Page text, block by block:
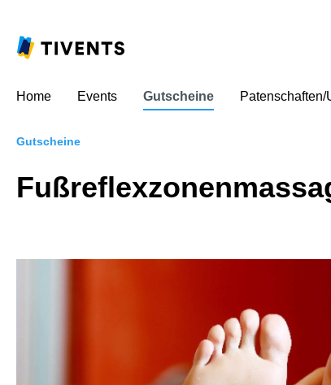
Home Events Gutscheine Patenschaften/
Gutscheine